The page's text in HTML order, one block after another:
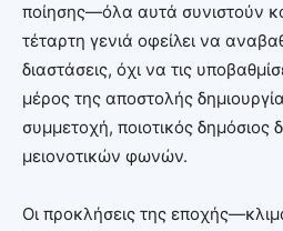
ποίησης—όλα αυτά συνιστούν
τέταρτη γενιά οφείλει να
διαστάσεις, όχι να τις
μέρος της αποστολής
συμμετοχή, ποιοτικός
μειονοτικών φωνών.
Οι προκλήσεις της